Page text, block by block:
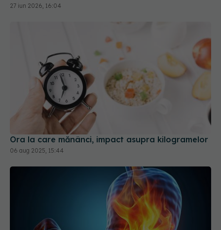
27 iun 2026, 16:04
Ora la care mănânci, impact asupra kilogramelor
06 aug 2025, 15:44